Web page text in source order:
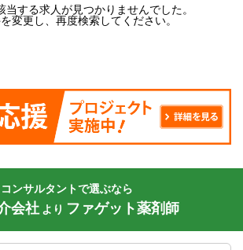
当する求人が見つかりませんでした。
変更し、再度検索してください。
コンサルタントで選ぶなら
会社 より ファゲット薬剤師